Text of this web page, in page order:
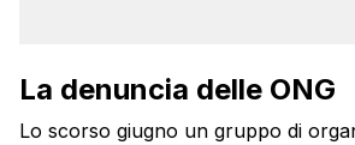
La denuncia delle ONG
Lo scorso giugno un gruppo di